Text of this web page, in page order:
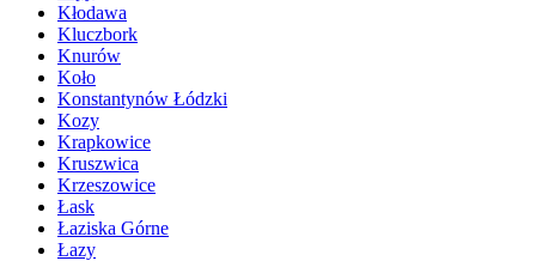
Kłodawa
Kluczbork
Knurów
Koło
Konstantynów Łódzki
Kozy
Krapkowice
Kruszwica
Krzeszowice
Łask
Łaziska Górne
Łazy